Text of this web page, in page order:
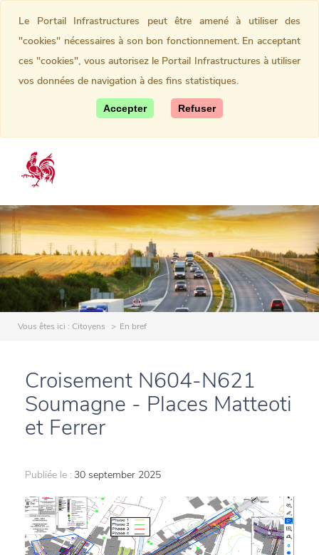
Vous êtes ici : Citoyens En bref
Croisement N604-N621
Soumagne - Places Matteoti
et Ferrer
Publiée le : 30 september 2025
Le Portail Infrastructures peut être amené à utiliser des
"cookies" nécessaires à son bon fonctionnement. En acceptant
ces "cookies", vous autorisez le Portail Infrastructures à utiliser
vos données de navigation à des fins statistiques.
Accepter Refuser